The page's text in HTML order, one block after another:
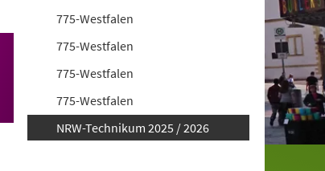
775-Westfalen
775-Westfalen
775-Westfalen
775-Westfalen
NRW-Technikum 2025 / 2026